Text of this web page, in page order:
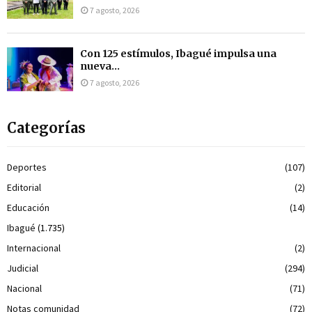
7 agosto, 2026
Con 125 estímulos, Ibagué impulsa una
nueva...
7 agosto, 2026
Categorías
Deportes
(107)
Editorial
(2)
Educación
(14)
Ibagué (1.735)
Internacional
(2)
Judicial
(294)
Nacional
(71)
Notas comunidad
(72)